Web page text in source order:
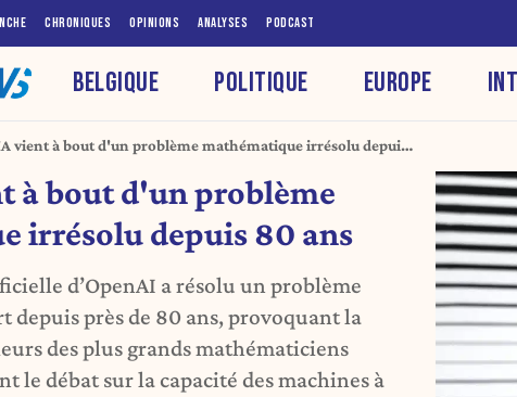
CHRONIQUES OPINIONS ANALYSES PODCAST
BELGIQUE POLITIQUE EUROPE
vient à bout d'un problème mathématique irrésolu depuis
à bout d'un problème
irrésolu depuis 80 ans
d’OpenAI a résolu un problème
depuis près de 80 ans, provoquant la
des plus grands mathématiciens
le débat sur la capacité des machines à